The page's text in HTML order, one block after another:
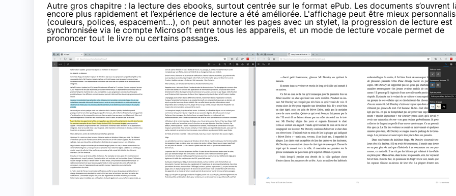
Autre gros chapitre : la lecture des ebooks, surtout centrée sur le format ePub. Les documents s’ouvrent
encore plus rapidement et l’expérience de lecture a été améliorée. L'affichage peut être mieux
(couleurs, polices, espacement…), on peut annoter les pages avec un stylet, la progression de lecture est
synchronisée via le compte Microsoft entre tous les appareils, et un mode de lecture vocale permet de
prononcer tout le livre ou certains passages.